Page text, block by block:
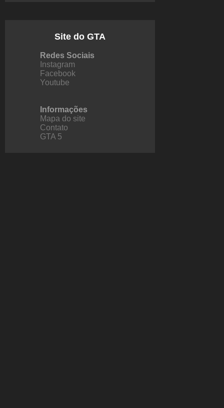
Site do GTA
Redes Sociais
Instagram
Facebook
Youtube
Informações
Mapa do site
Contato
GTA 5